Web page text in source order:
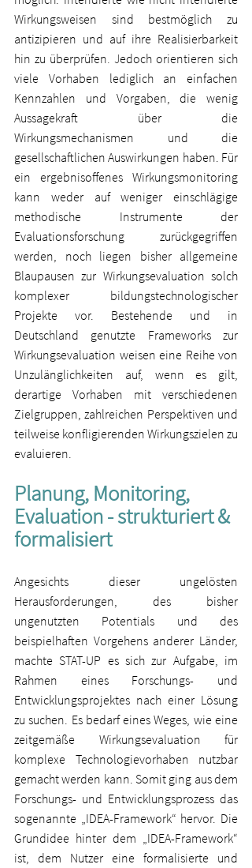
Wirkungsweisen sind bestmöglich zu
antizipieren und auf ihre Realisierbarkeit
hin zu überprüfen . Jedoch orientieren sich
viele Vorhaben lediglich an einfachen
Kennzahlen und Vorgaben, die wenig
Aussagekraft über die
Wirkungsmechanismen und die
gesellschaftlichen Auswirkungen haben. Für
ein ergebnisoffenes Wirkungsmonitoring
kann weder auf weniger einschlägige
methodische Instrumente der
Evaluationsforschung zurückgegriffen
werden, noch liegen bisher allgemeine
Blaupausen zur Wirkungsevaluation solch
komplexer bildungstechnologischer
Projekte vor. Bestehende und in
Deutschland genutzte Frameworks zur
Wirkungsevaluation weisen eine Reihe von
Unzulänglichkeiten auf, wenn es gilt,
derartige Vorhaben mit verschiedenen
Zielgruppen, zahlreichen Perspektiven und
teilweise konfligierenden Wirkungszielen zu
evaluieren.
Planung, Monitoring,
Evaluation - strukturiert &
formalisiert
Angesichts dieser ungelösten
Herausforderungen, des bisher
ungenutzten Potentials und des
beispielhaften Vorgehens anderer Länder,
machte STAT-UP es sich zur Aufgabe, im
Rahmen eines Forschungs- und
Entwicklungsprojektes nach einer Lösung
zu suchen. Es bedarf eines Weges, wie eine
zeitgemäße Wirkungsevaluation für
komplexe Technologievorhaben nutzbar
gemacht werden kann. Somit ging aus dem
Forschungs- und Entwicklungsprozess das
sogenannte „IDEA-Framework“ hervor. Die
Grundidee hinter dem „IDEA-Framework“
ist, dem Nutzer eine formalisierte und